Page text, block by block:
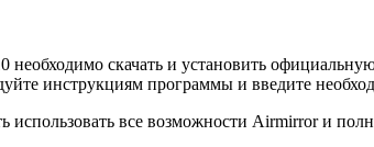
скачать и установить
инструкциям программы и введите
все возможности Airmirror и